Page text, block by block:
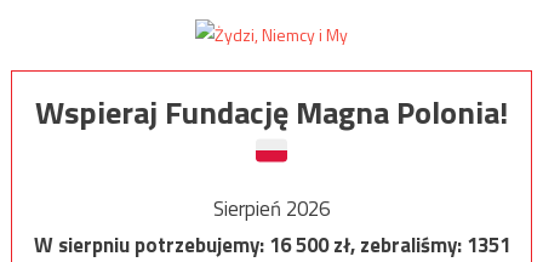
Wspieraj Fundację Magna Polonia!
Sierpień 2026
W sierpniu potrzebujemy:16 500zł, zebraliśmy:1351